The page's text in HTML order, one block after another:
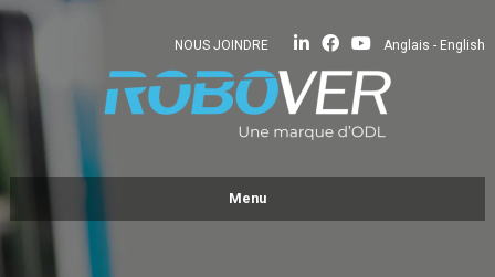
NOUS JOINDRE Anglais - English
Menu